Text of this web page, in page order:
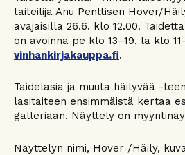
taiteilija Anu Penttisen Hover/
avajaisilla 26.6. klo 12.00.
on avoinna pe klo 13–19, la klo
vinhankirjakauppa.fi.
Taidelasia ja muuta häilyvää -
lasitaiteen ensimmäistä kertaa
galleriaan. Näyttely on
Näyttelyn nimi, Hover /Häily,